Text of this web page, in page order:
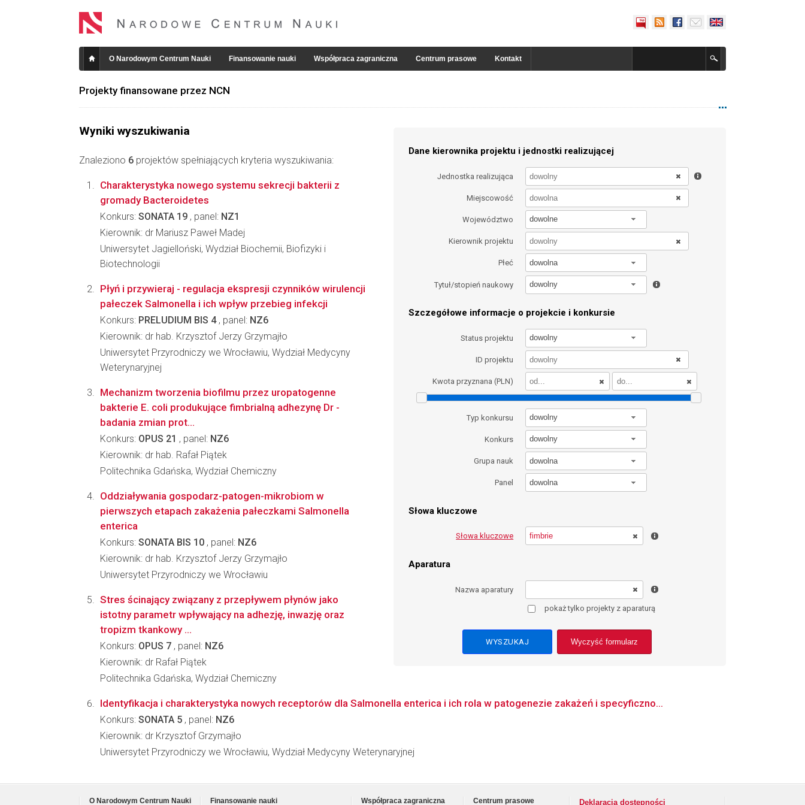
O Narodowym Centrum Nauki Finansowanie nauki Współpraca zagraniczna Centrum prasowe Kontakt
Projekty finansowane przez NCN
Wyniki wyszukiwania
Znaleziono 6 projektów spełniających kryteria wyszukiwania:
Dane kierownika projektu i jednostki realizującej
Jednostka realizująca
Miejscowość
Województwo dowolne
Kierownik projektu
Płeć dowolna
Tytuł/stopień naukowy dowolny
Szczegółowe informacje o projekcie i konkursie
Status projektu dowolny
ID projektu
Kwota przyznana (PLN)
Typ konkursu dowolny
Konkurs dowolny
Grupa nauk dowolna
Panel dowolna
Słowa kluczowe
Słowa kluczowe
Aparatura
Nazwa aparatury
pokaż tylko projekty z aparaturą
Wyczyść formularz
Charakterystyka nowego systemu sekrecji bakterii z
gromady Bacteroidetes
Konkurs: SONATA 19 , panel: NZ1
Kierownik: dr Mariusz Paweł Madej
Uniwersytet Jagielloński, Wydział Biochemii, Biofizyki i
Biotechnologii
Płyń i przywieraj - regulacja ekspresji czynników wirulencji
pałeczek Salmonella i ich wpływ przebieg infekcji
Konkurs: PRELUDIUM BIS 4, panel: NZ6
Kierownik: dr hab. Krzysztof Jerzy Grzymajło
Uniwersytet Przyrodniczy we Wrocławiu, Wydział Medycyny
Weterynaryjnej
Mechanizm tworzenia biofilmu przez uropatogenne
bakterie E. coli produkujące fimbrialną adhezynę Dr -
badania zmian prot...
Konkurs: OPUS 21 , panel: NZ6
Kierownik: dr hab. Rafał Piątek
Politechnika Gdańska, Wydział Chemiczny
Oddziaływania gospodarz-patogen-mikrobiom w
pierwszych etapach zakażenia pałeczkami Salmonella
enterica
Konkurs: SONATA BIS 10 , panel: NZ6
Kierownik: dr hab. Krzysztof Jerzy Grzymajło
Uniwersytet Przyrodniczy we Wrocławiu
Stres ścinający związany z przepływem płynów jako
istotny parametr wpływający na adhezję, inwazję oraz
tropizm tkankowy ...
Konkurs: OPUS 7 , panel: NZ6
Kierownik: dr Rafał Piątek
Politechnika Gdańska, Wydział Chemiczny
Identyfikacja i charakterystyka nowych receptorów dla Salmonella enterica i ich rola w patogenezie zakażeń i specyficzno...
Konkurs: SONATA 5 , panel: NZ6
Kierownik: dr Krzysztof Grzymajło
Uniwersytet Przyrodniczy we Wrocławiu, Wydział Medycyny Weterynaryjnej
O Narodowym Centrum Nauki Finansowanie nauki Współpraca zagraniczna Centrum prasowe Deklaracja dostępności